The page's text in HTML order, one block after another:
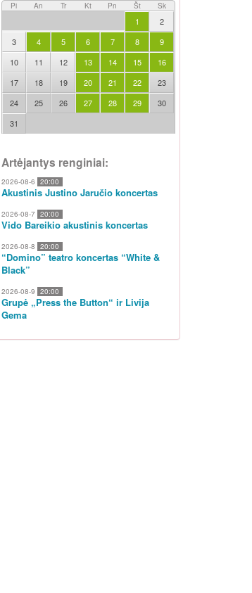
Pi An Tr Kt Pn Št Sk
1
2
3
4 5 6 7 8
9
10
11 12 13 14 15
16
17
18 19 20 21 22
23
24
25 26 27 28 29
30
31
Artėjantys renginiai:
2026-08-6 20:00
Akustinis Justino Jaručio koncertas
2026-08-7 20:00
Vido Bareikio akustinis koncertas
2026-08-8 20:00
“Domino” teatro koncertas “White &
Black”
2026-08-9 20:00
Grupė „Press the Button“ ir Livija
Gema